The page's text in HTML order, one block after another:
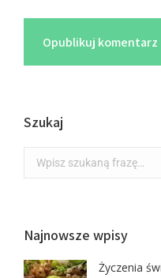
Opublikuj komentarz
Szukaj
Najnowsze wpisy
Życzenia